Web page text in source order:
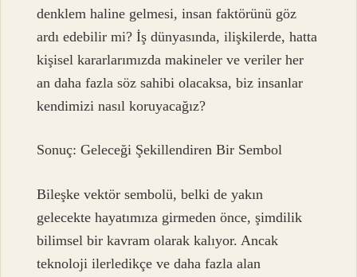
denklem haline gelmesi, insan faktörünü göz
ardı edebilir mi? İş dünyasında, ilişkilerde, hatta
kişisel kararlarımızda makineler ve veriler her
an daha fazla söz sahibi olacaksa, biz insanlar
kendimizi nasıl koruyacağız?
Sonuç: Geleceği Şekillendiren Bir Sembol
Bileşke vektör sembolü, belki de yakın
gelecekte hayatımıza girmeden önce, şimdilik
bilimsel bir kavram olarak kalıyor. Ancak
teknoloji ilerledikçe ve daha fazla alan